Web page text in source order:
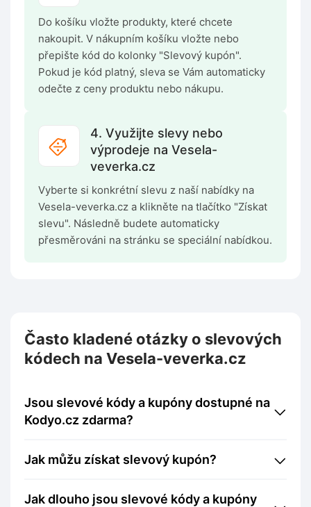
Do košíku vložte produkty, které chcete
nakoupit. V nákupním košíku vložte nebo
přepište kód do kolonky "Slevový kupón".
Pokud je kód platný, sleva se Vám automaticky
odečte z ceny produktu nebo nákupu.
4. Využijte slevy nebo
výprodeje na Vesela-
veverka.cz
Vyberte si konkrétní slevu z naší nabídky na
Vesela-veverka.cz a klikněte na tlačítko "Získat
slevu". Následně budete automaticky
přesměrováni na stránku se speciální nabídkou.
Často kladené otázky o slevových
kódech na Vesela-veverka.cz
Jsou slevové kódy a kupóny dostupné na
Kodyo.cz zdarma?
Jak můžu získat slevový kupón?
Jak dlouho jsou slevové kódy a kupóny